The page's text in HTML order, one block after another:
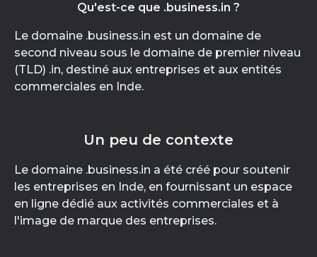
Qu'est-ce que .business.in ?
Le domaine .business.in est un domaine de
second niveau sous le domaine de premier niveau
(TLD) .in, destiné aux entreprises et aux entités
commerciales en Inde.
Un peu de contexte
Le domaine .business.in a été créé pour soutenir
les entreprises en Inde, en fournissant un espace
en ligne dédié aux activités commerciales et à
l'image de marque des entreprises.